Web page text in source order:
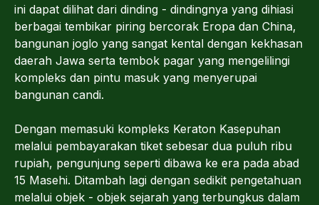
ini dapat dilihat dari dinding - dindingnya yang dihiasi
berbagai tembikar piring bercorak Eropa dan China,
bangunan joglo yang sangat kental dengan kekhasan
daerah Jawa serta tembok pagar yang mengelilingi
kompleks dan pintu masuk yang menyerupai
bangunan candi.
Dengan memasuki kompleks Keraton Kasepuhan
melalui pembayarakan tiket sebesar dua puluh ribu
rupiah, pengunjung seperti dibawa ke era pada abad
15 Masehi. Ditambah lagi dengan sedikit pengetahuan
melalui objek - objek sejarah yang terbungkus dalam